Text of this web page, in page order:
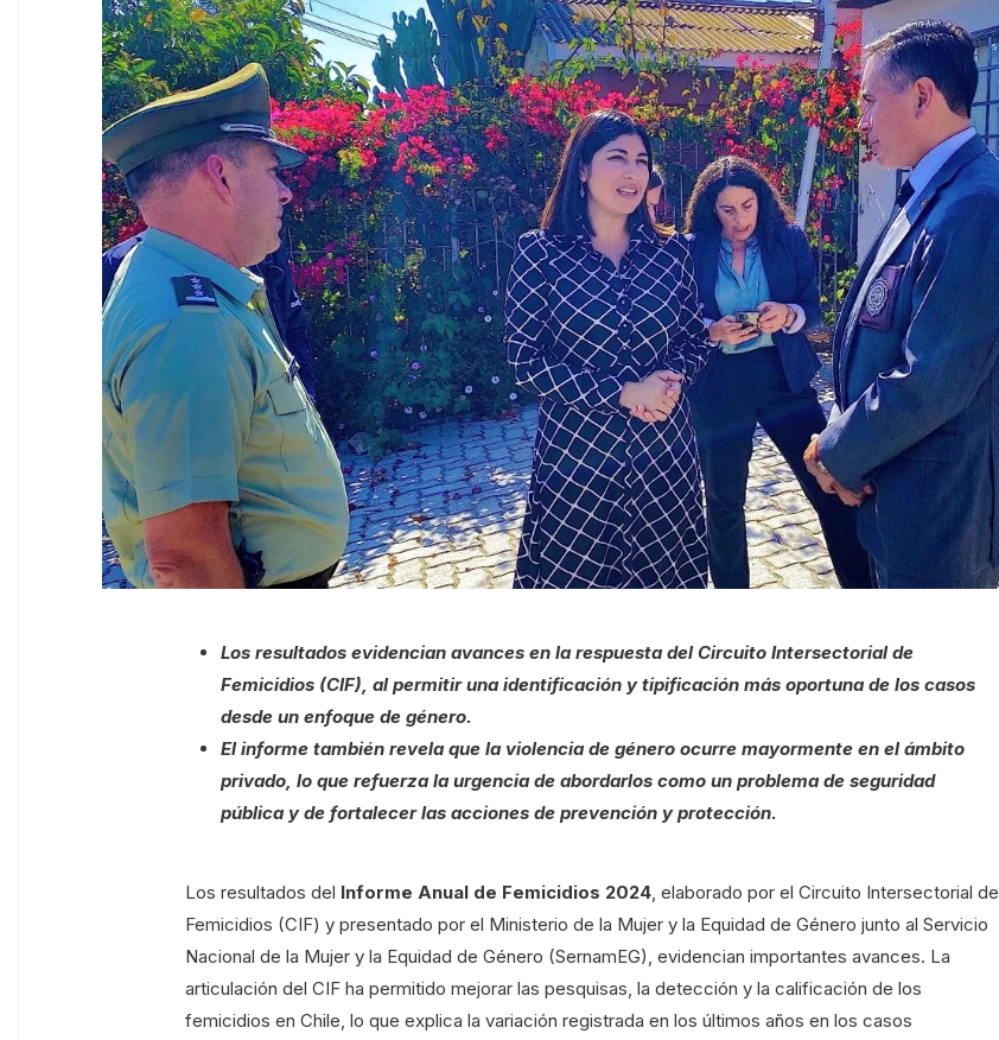
Los resultados evidencian avances en la respuesta del Circuito Intersectorial de
Femicidios (CIF), al permitir una identificación y tipificación más oportuna de los casos
desde un enfoque de género.
El informe también revela que la violencia de género ocurre mayormente en el ámbito
privado, lo que refuerza la urgencia de abordarlos como un problema de seguridad
pública y de fortalecer las acciones de prevención y protección.
Los resultados del Informe Anual de Femicidios 2024, elaborado por el Circuito Intersectorial de
Femicidios (CIF) y presentado por el Ministerio de la Mujer y la Equidad de Género junto al Servicio
Nacional de la Mujer y la Equidad de Género (SernamEG), evidencian importantes avances. La
articulación del CIF ha permitido mejorar las pesquisas, la detección y la calificación de los
femicidios en Chile, lo que explica la variación registrada en los últimos años en los casos